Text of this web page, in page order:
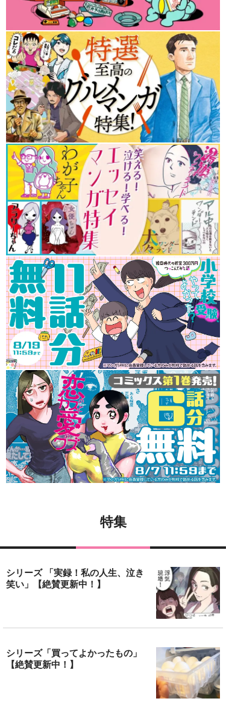
特集
シリーズ 「実録！私の人生、泣き
笑い」【絶賛更新中！】
シリーズ「買ってよかったもの」
【絶賛更新中！】